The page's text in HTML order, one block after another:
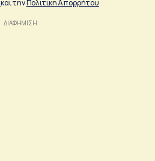
και τηνΠολιτικη Απορρήτου